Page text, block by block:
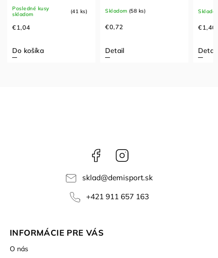
Posledné kusy
skladom
(41 ks)
€1,04
Do košíka
Skladom (58 ks)
€0,72
Detail
€1,40
Detail
Facebook
sklad@demisport.sk
+421 911 657 163
INFORMÁCIE PRE VÁS
O nás